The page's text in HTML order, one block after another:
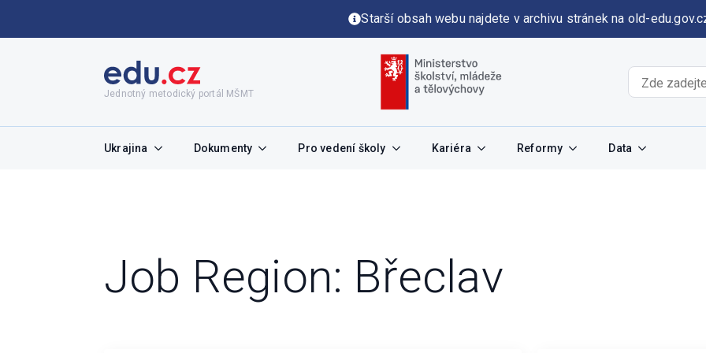
Starší obsah webu najdete v archivu stránek na old-
Jednotný metodický portál MŠMT
Ukrajina Dokumenty Pro vedení školy Kariéra Reformy Data
Job Region: Břeclav